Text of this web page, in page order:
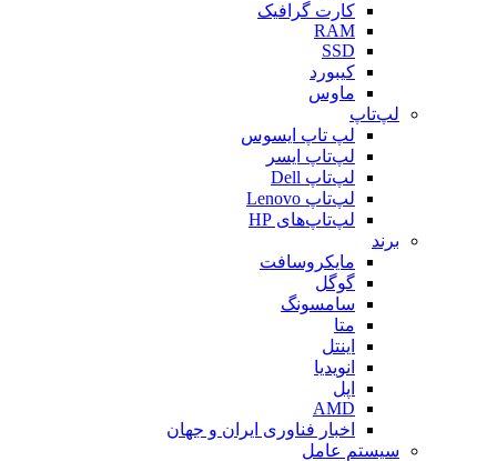
کارت گرافیک
RAM
SSD
کیبورد
ماوس
لپ‌تاپ
لپ تاپ ایسوس
لپ‌تاپ ایسر
لپ‌تاپ Dell
لپ‌تاپ Lenovo
لپ‌تاپ‌های HP
برند
مایکروسافت
گوگل
سامسونگ
متا
اینتل
انویدیا
اپل
AMD
اخبار فناوری ایران و جهان
سیستم عامل